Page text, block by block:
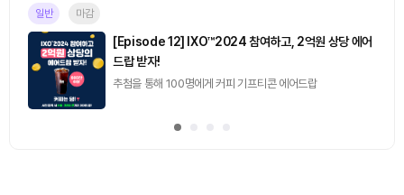
일반 마감
[Episode 12] IXO™2024 참여하고, 2억원 상당 에어
드랍 받자!
추첨을 통해 100명에게 커피 기프티콘 에어드랍